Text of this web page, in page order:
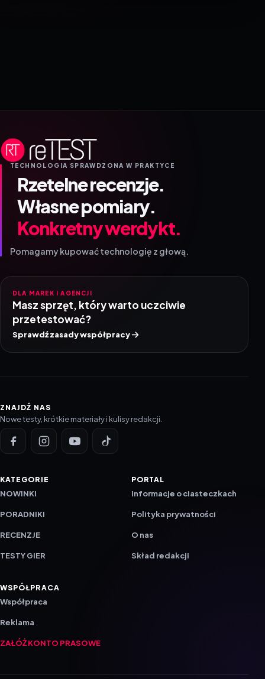
TECHNOLOGIA SPRAWDZONA W PRAKTYCE
Rzetelne recenzje.
Własne pomiary.
Konkretny werdykt.
Pomagamy kupować technologię z głową.
DLA MAREK I AGENCJI
Masz sprzęt, który warto uczciwie
przetestować?
Sprawdź zasady współpracy
ZNAJDŹ NAS
Nowe testy, krótkie materiały i kulisy redakcji.
KATEGORIE
NOWINKI
PORADNIKI
RECENZJE
TESTY GIER
PORTAL
Informacje o ciasteczkach
Polityka prywatności
O nas
Skład redakcji
WSPÓŁPRACA
Współpraca
Reklama
ZAŁÓŻ KONTO PRASOWE